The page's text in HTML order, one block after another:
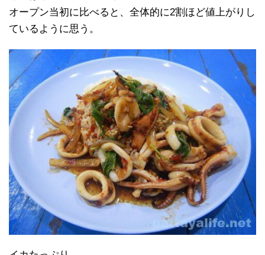
オープン当初に比べると、全体的に2割ほど値上がりし
ているように思う。